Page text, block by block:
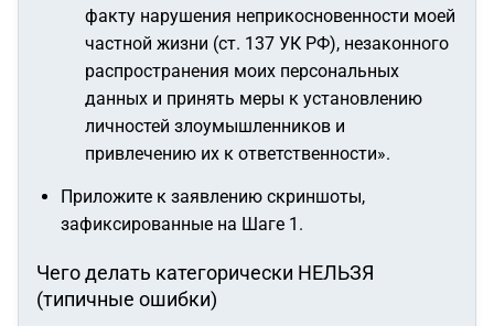
факту нарушения неприкосновенности моей
частной жизни (ст. 137 УК РФ), незаконного
распространения моих персональных
данных и принять меры к установлению
личностей злоумышленников и
привлечению их к ответственности».
Приложите к заявлению скриншоты,
зафиксированные на Шаге 1.
Чего делать категорически НЕЛЬЗЯ
(типичные ошибки)